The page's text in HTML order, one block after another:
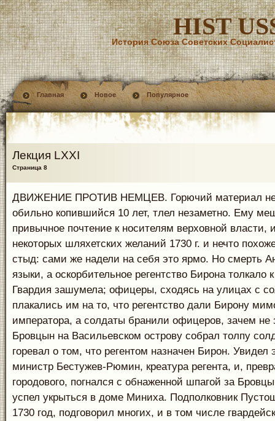
HIST
История Союза Советских
Главная Новое Популярное
Лекция LXXI
Страница 8
ДВИЖЕНИЕ ПРОТИВ НЕМЦЕВ. Горючий материал
обильно копившийся 10 лет, тлел незаметно. Ему
привычное почтение к носителям верховной власти,
некоторых шляхетских желаний 1730 г. и нечто
стыд: сами же надели на себя это ярмо. Но смерть
языки, а оскорбительное регентство Бирона толкало
Гвардия зашумела; офицеры, сходясь на улицах с
плакались им на то, что регентство дали Бирону
императора, а солдаты бранили офицеров, зачем не
Бровцын на Васильевском острову собрал толпу
горевал о том, что регентом назначен Бирон. Увидел
министр Бестужев-Рюмин, креатура регента, и,
городового, погнался с обнаженной шпагой за
успел укрыться в доме Миниха. Подполковник
1730 год, подговорил многих, и в том числе